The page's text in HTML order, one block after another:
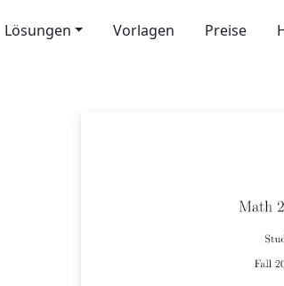
Lösungen Vorlagen Preise